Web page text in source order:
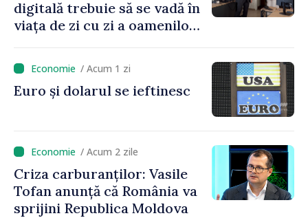
digitală trebuie să se vadă în
viața de zi cu zi a oamenilor
funcționează economia:
premierul Vasile Tofan, în
vizită la AGE
/ Acum 1 zi
Euro și dolarul se ieftinesc
/ Acum 2 zile
Criza carburanților: Vasile
Tofan anunță că România va
sprijini Republica Moldova